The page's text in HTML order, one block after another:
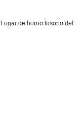
de horno fusorio del